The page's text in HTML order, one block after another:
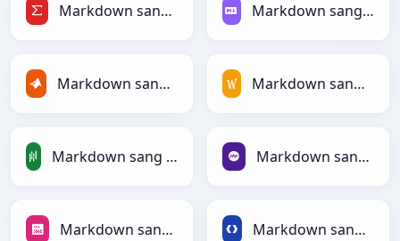
Markdown sang LaTeX Markdown sang Markdown
Markdown sang MATLAB Markdown sang MediaWiki
Markdown sang PandasDataFrame Markdown sang PHP
Markdown sang PNG Markdown sang Protobuf